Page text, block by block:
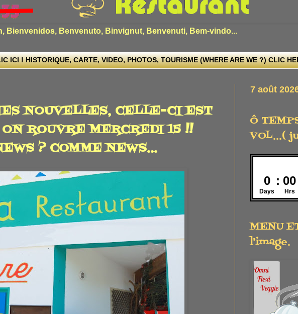
Bienvenidos, Benvenuto, Binvignut, Benvenuti, Bem-vindo...
ICI ! HISTORIQUE, CARTE, VIDEO, PHOTOS, TOURISME (WHERE ARE WE ?) CLIC
NOUVELLES, CELLE-CI EST
ROUVRE MERCREDI 15 !!
? COMME NEWS...
Ô
VOL...(
MENU
l'image.